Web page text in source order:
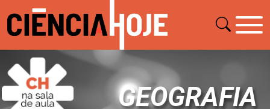
GEOGRAFIA